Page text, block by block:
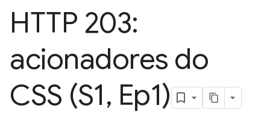
HTTP 203:
acionadores do
CSS (S1, Ep1)